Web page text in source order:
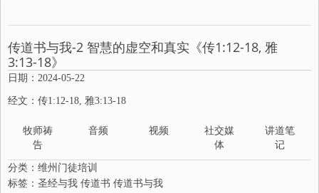
传道书与我-2 智慧的虚空和真实《传1:12-18, 雅
3:13-18》
日期：2024-05-22
经文：传1:12-18, 雅3:13-18
牧师祷
告
音频 视频
社交媒
体
讲道笔
记
分类： 维州门徒培训
标签： 圣经与我 传道书 传道书与我